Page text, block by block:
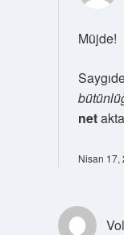
Müjde!
net
Nisan 17,